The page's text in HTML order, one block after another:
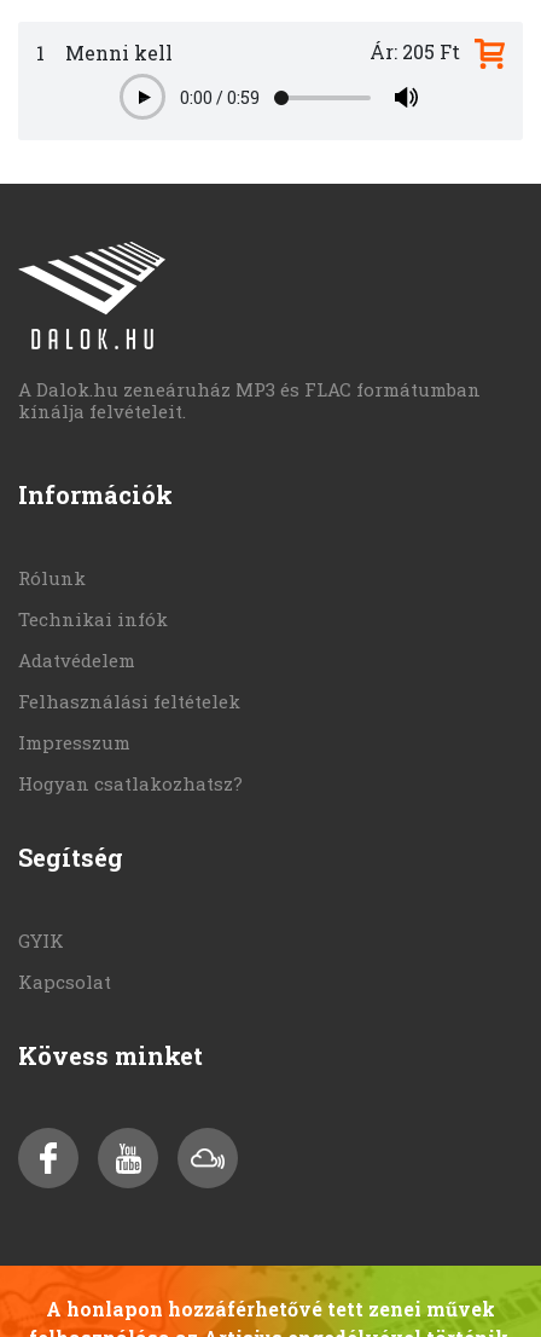
1 Menni kell
Play0:00 /0:59
Ár: 205 Ft
A Dalok.hu zeneáruház MP3 és FLAC formátumban
kínálja felvételeit.
Információk
Rólunk
Technikai infók
Adatvédelem
Felhasználási feltételek
Impresszum
Hogyan csatlakozhatsz?
Segítség
GYIK
Kapcsolat
Kövess minket
A honlapon hozzáférhetővé tett zenei művek